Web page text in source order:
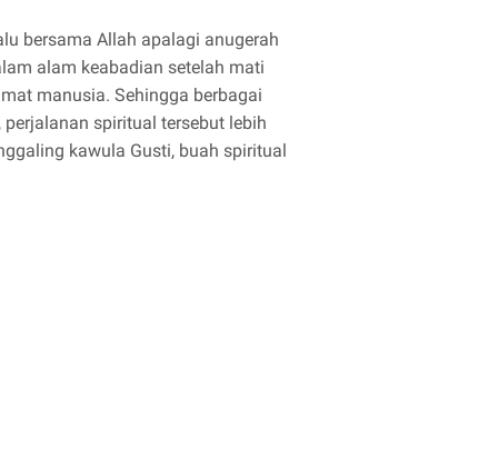
bersama Allah apalagi anugerah
alam keabadian setelah mati
manusia. Sehingga berbagai
spiritual tersebut lebih
kawula Gusti, buah spiritual